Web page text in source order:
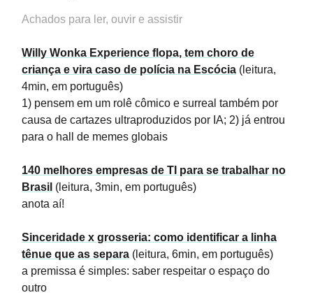
Achados para ler, ouvir e assistir
Willy Wonka Experience flopa, tem choro de
criança e vira caso de polícia na Escócia (leitura,
4min, em português)
1) pensem em um rolê cômico e surreal também por
causa de cartazes ultraproduzidos por IA; 2) já entrou
para o hall de memes globais
140 melhores empresas de TI para se trabalhar no
Brasil (leitura, 3min, em português)
anota aí!
Sinceridade x grosseria: como identificar a linha
tênue que as separa (leitura, 6min, em português)
a premissa é simples: saber respeitar o espaço do
outro